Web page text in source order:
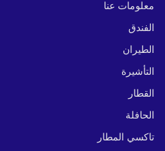
معلومات عنا
الفندق
الطيران
التأشيرة
القطار
الحافلة
تاكسي المطار